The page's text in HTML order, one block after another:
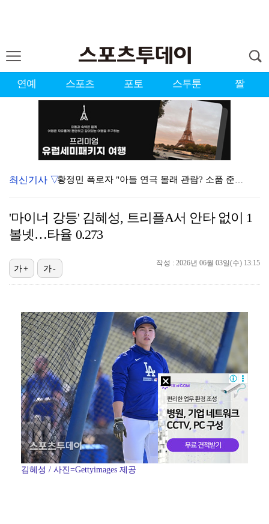
연예 스포츠 포토 스투툰 짤
황정민 폭로자 "아들 연극 몰래 관람? 소품 준비 돕고…
10주년인데 40명뿐?…블랙핑크 행사 공지에 팬심 폭발…
"매출 10% 안주면 폭로" 박나래 前 매니저 2명, …
"기분 맞춰주려고" 축구협회, 외국인 심판 성접대 의혹…
'나솔' 24기 옥순, 출연료 미지급 폭로 "1년 넘게…
대한축구협회, 외국인 심판 7차례 성접대 의혹…이 기간…
최신기사 ▽
'마이너 강등' 김혜성, 트리플A서 안타 없이 1
볼넷…타율 0.273
작성 : 2026년 06월 03일(수) 13:15
가+ 가-
김혜성 / 사진=Gettyimages 제공